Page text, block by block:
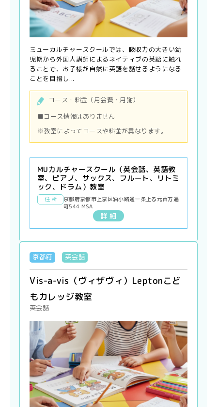
ミューカルチャースクールでは、吸収力の大きい幼
児期から外国人講師によるネイティブの英語に触れ
ることで、お子様が自然に英語を話せるようになる
ことを目指し...
コース・料金（月会費・月謝）
■コース情報はありません
※教室によってコースや料金が異なります。
MUカルチャースクール（英会話、英語教
室、ピアノ、サックス、フルート、リトミ
ック、ドラム）教室
住 所
京都府京都市上京区油小路通一条上る元百万遍
町544 MSA
詳 細
京都府 英会話
Vis-a-vis（ヴィザヴィ）Leptonこど
もカレッジ教室
英会話